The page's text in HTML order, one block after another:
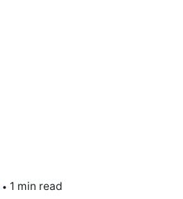
1 min read